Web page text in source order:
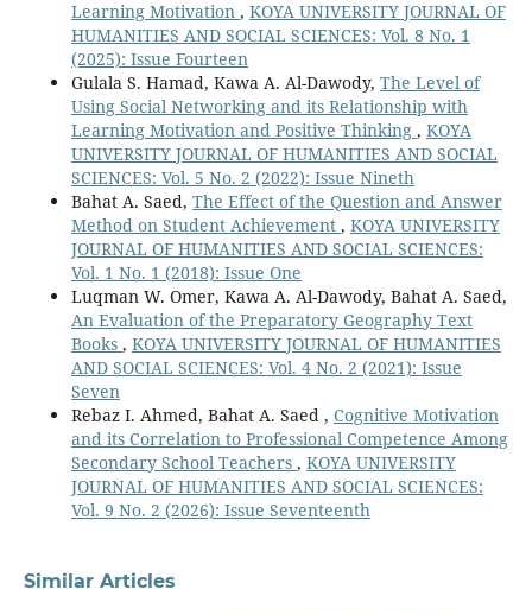
Learning Motivation , KOYA UNIVERSITY JOURNAL OF
HUMANITIES AND SOCIAL SCIENCES: Vol. 8 No. 1
(2025): Issue Fourteen
Gulala S. Hamad, Kawa A. Al-Dawody, The Level of
Using Social Networking and its Relationship with
Learning Motivation and Positive Thinking , KOYA
UNIVERSITY JOURNAL OF HUMANITIES AND SOCIAL
SCIENCES: Vol. 5 No. 2 (2022): Issue Nineth
Bahat A. Saed, The Effect of the Question and Answer
Method on Student Achievement , KOYA UNIVERSITY
JOURNAL OF HUMANITIES AND SOCIAL SCIENCES:
Vol. 1 No. 1 (2018): Issue One
Luqman W. Omer, Kawa A. Al-Dawody, Bahat A. Saed,
An Evaluation of the Preparatory Geography Text
Books , KOYA UNIVERSITY JOURNAL OF HUMANITIES
AND SOCIAL SCIENCES: Vol. 4 No. 2 (2021): Issue
Seven
Rebaz I. Ahmed, Bahat A. Saed , Cognitive Motivation
and its Correlation to Professional Competence Among
Secondary School Teachers , KOYA UNIVERSITY
JOURNAL OF HUMANITIES AND SOCIAL SCIENCES:
Vol. 9 No. 2 (2026): Issue Seventeenth
Similar Articles